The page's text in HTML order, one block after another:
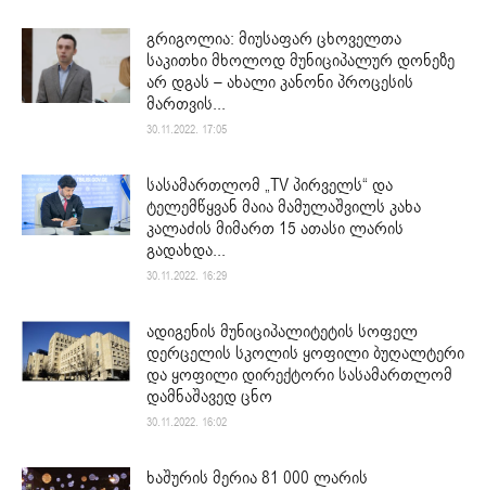
გრიგოლია: მიუსაფარ ცხოველთა
საკითხი მხოლოდ მუნიციპალურ დონეზე
არ დგას – ახალი კანონი პროცესის
მართვის...
30.11.2022. 17:05
სასამართლომ „TV პირველს“ და
ტელემწყვან მაია მამულაშვილს კახა
კალაძის მიმართ 15 ათასი ლარის
გადახდა...
30.11.2022. 16:29
ადიგენის მუნიციპალიტეტის სოფელ
დერცელის სკოლის ყოფილი ბუღალტერი
და ყოფილი დირექტორი სასამართლომ
დამნაშავედ ცნო
30.11.2022. 16:02
ხაშურის მერია 81 000 ლარის